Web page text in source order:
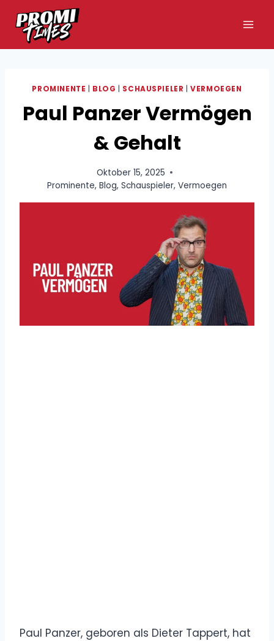
Inhalt
springen
PROMINENTE BLOG SCHAUSPIELER |VERMOEGEN
Paul Panzer Vermögen
& Gehalt
Oktober 15, 2025
Prominente, Blog, Schauspieler, Vermoegen
Paul Panzer, geboren als Dieter Tappert, hat